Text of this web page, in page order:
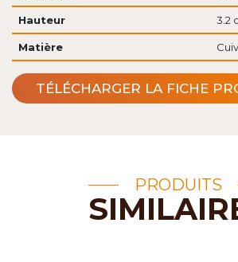
Hauteur 3.2
Matière
TÉLÉCHARGER LA FICHE
PRODUITS